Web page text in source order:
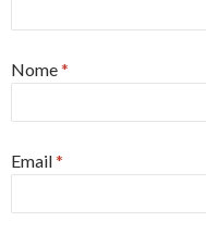
Nome*
Email*